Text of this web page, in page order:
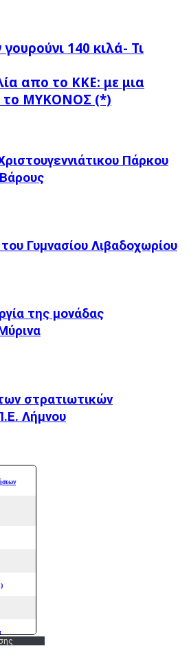
140 κιλά- Τι
απο το ΚΚΕ: με μια
το ΜΥΚΟΝΟΣ (*)
Πάρκου
Γυμνασίου Λιβαδοχωρίου
της μονάδας
στρατιωτικών
Λήμνου